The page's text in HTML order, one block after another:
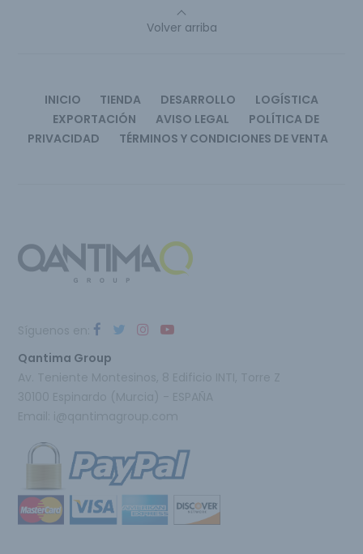
Volver arriba
INICIO TIENDA DESARROLLO
LOGÍSTICA
EXPORTACIÓN
AVISO LEGAL
POLÍTICA DE
PRIVACIDAD
TÉRMINOS Y CONDICIONES DE VENTA
Qantima Group